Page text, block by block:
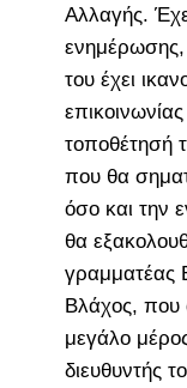
Αλλαγής.
ενημέρωσης,
του έχει
τοποθέτησή
που θα
όσο και την
θα
γραμματέας
Βλάχος, που
μεγάλο
διευθυντής